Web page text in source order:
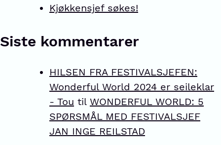
Kjøkkensjef søkes!
Siste kommentarer
HILSEN FRA FESTIVALSJEFEN:
Wonderful World 2024 er seileklar
- Tou til WONDERFUL WORLD: 5
SPØRSMÅL MED FESTIVALSJEF
JAN INGE REILSTAD